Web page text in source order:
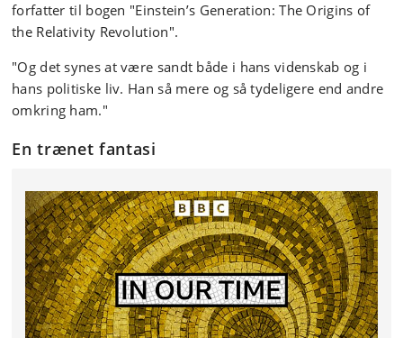
forfatter til bogen "Einstein’s Generation: The Origins of
the Relativity Revolution".
"Og det synes at være sandt både i hans videnskab og i
hans politiske liv. Han så mere og så tydeligere end andre
omkring ham."
En trænet fantasi